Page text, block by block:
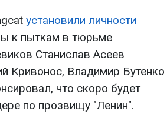
установили личности
к пыткам в тюрьме
Станислав Асеев
Кривонос, Владимир Бутенко
что скоро будет
по прозвищу "Ленин".